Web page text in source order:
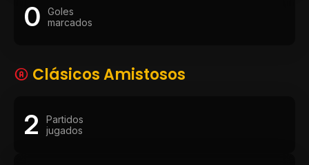
0
Goles
marcados
Clásicos Amistosos
2
Partidos
jugados